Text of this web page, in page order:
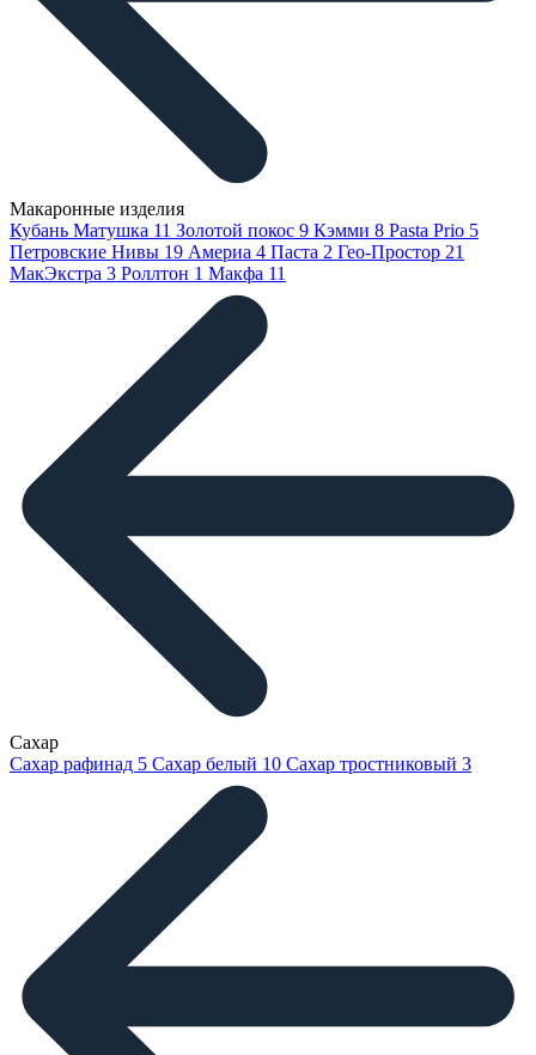
Макаронные изделия
Кубань Матушка 11 Золотой покос 9 Кэмми 8 Pasta Prio 5
Петровские Нивы 19 Америа 4 Паста 2 Гео-Простор 21
МакЭкстра 3 Роллтон 1 Макфа 11
Сахар
Сахар рафинад 5 Сахар белый 10 Сахар тростниковый 3